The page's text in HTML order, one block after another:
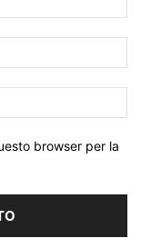
browser per la